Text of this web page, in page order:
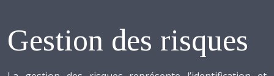
Gestion des risques